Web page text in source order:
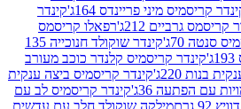
פריינדס 164ג'
קינדר
212ג'
רפאלו קריסמס
קינדר שוקולד חנוכייה 135
קריסמיס קלנדר כוכב מעורב
קינדר קריסמיס ביצה ענקית
קינדר קריסמיס לב עם
מילקה שוקולד חלב עם עדשים